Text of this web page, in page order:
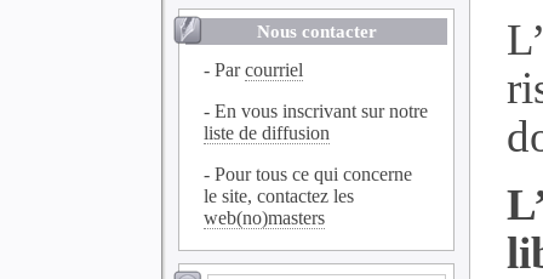
Nous contacter
- Parcourriel
- En vous inscrivant sur notre
liste de diffusion
- Pour tous ce qui concerne
le site, contactez les
web(no)masters